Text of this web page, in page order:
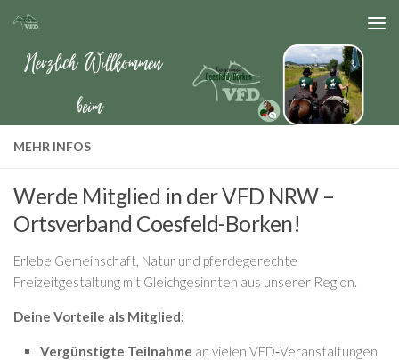
Zum Inhalt springen
MEHR INFOS
Werde Mitglied in der VFD NRW –
Ortsverband Coesfeld-Borken!
Erlebe Gemeinschaft, Natur und pferdegerechte
Freizeitgestaltung mit Gleichgesinnten aus unserer Region.
Deine Vorteile als Mitglied:
Vergünstigte Teilnahme an vielen VFD‑Veranstaltungen